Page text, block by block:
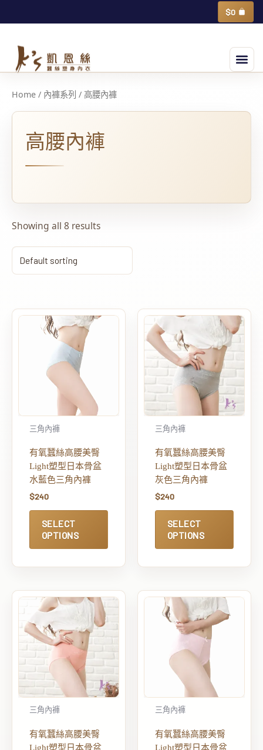
至
內
$0
物
籃
選
單
Home / 內褲系列 / 高腰內褲
高腰內褲
Showing all 8 results
三角內褲
有氧蠶絲高腰美臀
Light塑型日本骨盆
水藍色三角內褲
$240
SELECT
OPTIONS
三角內褲
有氧蠶絲高腰美臀
Light塑型日本骨盆
灰色三角內褲
$240
SELECT
OPTIONS
三角內褲
有氧蠶絲高腰美臀
Light塑型日本骨盆
三角內褲
有氧蠶絲高腰美臀
Light塑型日本骨盆